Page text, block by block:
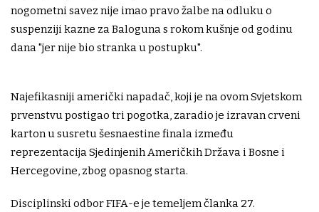
nogometni savez nije imao pravo žalbe na odluku o
suspenziji kazne za Baloguna s rokom kušnje od godinu
dana "jer nije bio stranka u postupku".
Najefikasniji američki napadač, koji je na ovom Svjetskom
prvenstvu postigao tri pogotka, zaradio je izravan crveni
karton u susretu šesnaestine finala između
reprezentacija Sjedinjenih Američkih Država i Bosne i
Hercegovine, zbog opasnog starta.
Disciplinski odbor FIFA-e je temeljem članka 27.